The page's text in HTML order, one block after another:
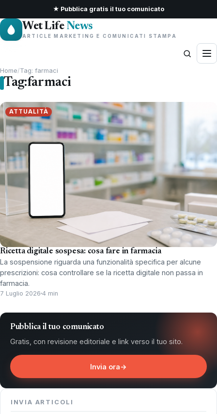
★ Pubblica gratis il tuo comunicato
Wet Life News
ARTICLE MARKETING E COMUNICATI STAMPA
Home/Tag: farmaci
Tag:farmaci
ATTUALITÀ
Ricetta digitale sospesa: cosa fare in farmacia
La sospensione riguarda una funzionalità specifica per alcune
prescrizioni: cosa controllare se la ricetta digitale non passa in
farmacia.
7 Luglio 2026 4 min
Pubblica il tuo comunicato
Gratis, con revisione editoriale e link verso il tuo sito.
Invia ora→
INVIA ARTICOLI